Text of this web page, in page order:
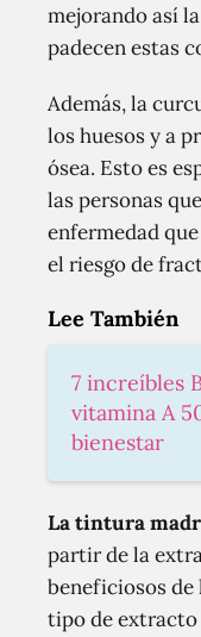
mejorando así
padecen estas
Además, la
los huesos y a
ósea. Esto es
las personas
enfermedad
el riesgo de
Lee También
7 increíbles
vitamina A
bienestar
La tintura
partir de la
beneficiosos de
tipo de